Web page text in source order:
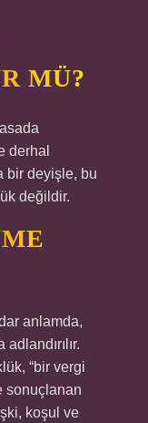
MÜ?
derhal
bir deyişle, bu
değildir.
anlamda,
“bir vergi
sonuçlanan
koşul ve